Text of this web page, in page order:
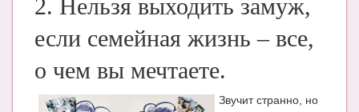
2. Нельзя выходить замуж,
если семейная жизнь – все,
о чем вы мечтаете.
Звучит странно, но